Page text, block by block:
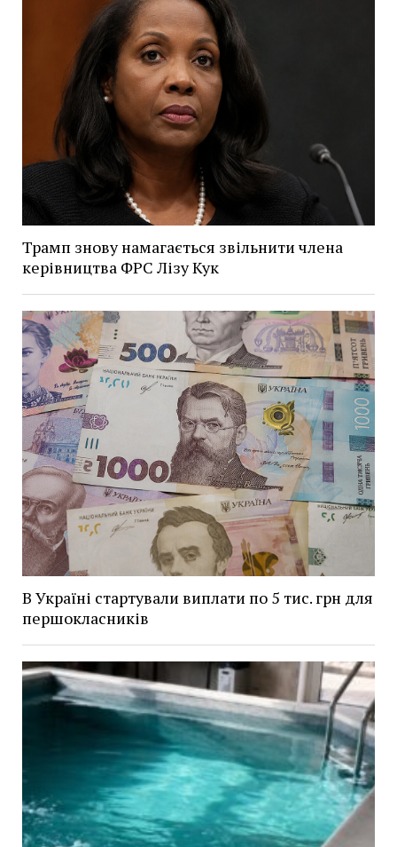
Трамп знову намагається звільнити члена
керівництва ФРС Лізу Кук
В Україні стартували виплати по 5 тис. грн для
першокласників